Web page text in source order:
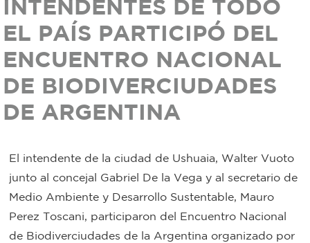
Defensa
civil
Zoonosis
Bromatología
Rentas
Municipal
Transparencia
Actualidad
Correo
municipal
INTENDENTES DE TODO
EL PAÍS PARTICIPÓ DEL
ENCUENTRO NACIONAL
DE BIODIVERCIUDADES
DE ARGENTINA
El intendente de la ciudad de Ushuaia, Walter Vuoto
junto al concejal Gabriel De la Vega y al secretario de
Medio Ambiente y Desarrollo Sustentable, Mauro
Perez Toscani, participaron del Encuentro Nacional
de Biodiverciudades de la Argentina organizado por